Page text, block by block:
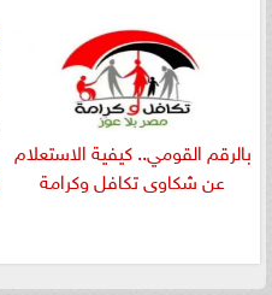
بالرقم القومي.. كيفية الاستعلام
عن شكاوى تكافل وكرامة